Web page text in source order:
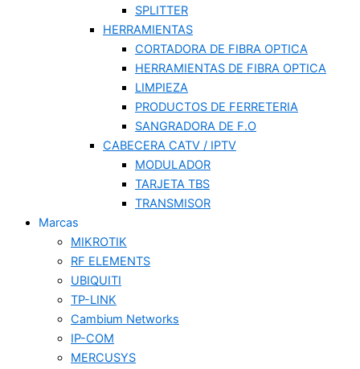
SPLITTER
HERRAMIENTAS
CORTADORA DE FIBRA OPTICA
HERRAMIENTAS DE FIBRA OPTICA
LIMPIEZA
PRODUCTOS DE FERRETERIA
SANGRADORA DE F.O
CABECERA CATV / IPTV
MODULADOR
TARJETA TBS
TRANSMISOR
Marcas
MIKROTIK
RF ELEMENTS
UBIQUITI
TP-LINK
Cambium Networks
IP-COM
MERCUSYS